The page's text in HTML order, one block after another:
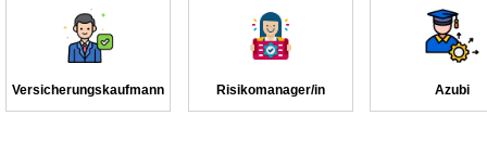
Versicherungskaufmann Risikomanager/in Azubi